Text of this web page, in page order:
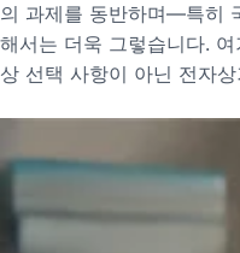
의 과제를 동반하며—특히
해서는 더욱 그렇습니다.
상 선택 사항이 아닌 전자